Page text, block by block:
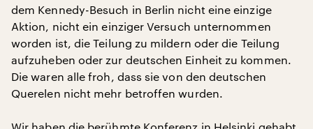
dem Kennedy-Besuch in Berlin nicht eine einzige
Aktion, nicht ein einziger Versuch unternommen
worden ist, die Teilung zu mildern oder die Teilung
aufzuheben oder zur deutschen Einheit zu kommen.
Die waren alle froh, dass sie von den deutschen
Querelen nicht mehr betroffen wurden.